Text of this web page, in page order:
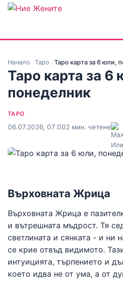
Начало Таро Таро карта за 6 юли,
Таро карта за 6
понеделник
ТАРО
06.07.2026, 07:002 мин. четене
Върховната Жрица
Върховната Жрица е
и вътрешната мъдрост. Тя
светлината и сянката - и ни
се крие отвъд видимото.
интуицията, търпението и
което идва не от ума, а от